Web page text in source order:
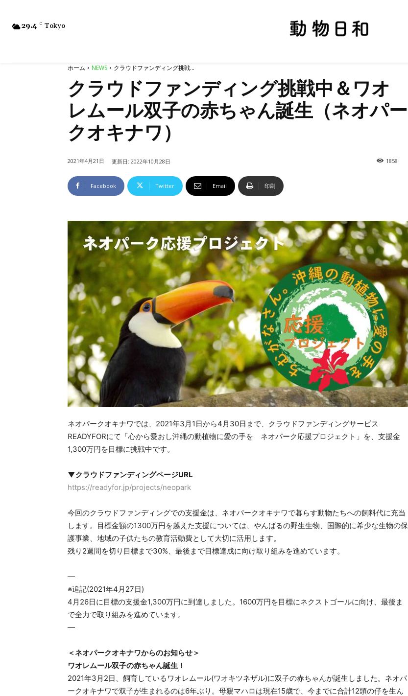
29.4 C Tokyo
ホーム NEWS クラウドファンディング挑戦...
クラウドファンディング挑戦中＆ワオ
レムール双子の赤ちゃん誕生（ネオパー
クオキナワ）
2021年4月21日 更新日: 2022年10月28日 1858
Facebook Twitter Email 印刷
ネオパークオキナワでは、2021年3月1日から4月30日まで、クラウドファンディングサービス
READYFORにて「心から愛おし沖縄の動植物に愛の手を ネオパーク応援プロジェクト」を、支援金
1,300万円を目標に挑戦中です。
▼クラウドファンディングページURL
https://readyfor.jp/projects/neopark
今回のクラウドファンディングでの支援金は、ネオパークオキナワで暮らす動物たちへの飼料代に充当
します。目標金額の1300万円を越えた支援については、やんばるの野生生物、国際的に希少な生物の保
護事業、地域の子供たちの教育活動費として大切に活用します。
残り2週間を切り目標まで30%、最後まで目標達成に向け取り組みを進めています。
—
※追記(2021年4月27日)
4月26日に目標の支援金1,300万円に到達しました。1600万円を目標にネクストゴールに向け、最後ま
で全力で取り組みを進めています。
—
＜ネオパークオキナワからのお知らせ＞
ワオレムール双子の赤ちゃん誕生！
2021年3月2日、飼育しているワオレムール(ワオキツネザル)に双子の赤ちゃんが誕生しました。ネオパ
ークオキナワで双子が生まれるのは6年ぶり。母親マハロは現在15歳で、今までに合計12頭の仔を生ん